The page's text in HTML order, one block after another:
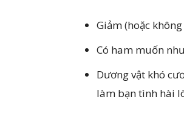
Giảm (hoặc
Có ham muốn
Dương vật khó
làm bạn tình hài